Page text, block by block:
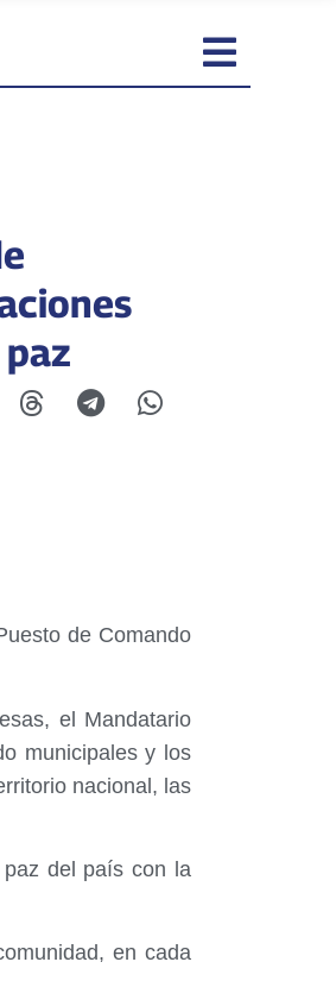
de Comando
el Mandatario
municipales y los
nacional, las
paz del país con la
en cada